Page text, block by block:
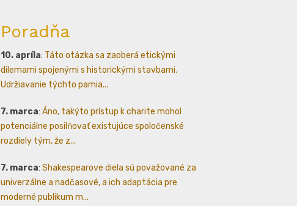
Poradňa
10. apríla: Táto otázka sa zaoberá etickými
dilemami spojenými s historickými stavbami.
Udržiavanie týchto pamia...
7. marca: Áno, takýto prístup k charite mohol
potenciálne posilňovať existujúce spoločenské
rozdiely tým, že z...
7. marca: Shakespearove diela sú považované za
univerzálne a nadčasové, a ich adaptácia pre
moderné publikum m...